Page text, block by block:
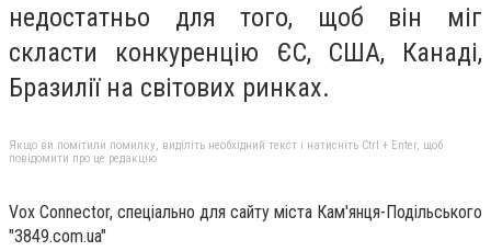
недостатньо для того, щоб він міг
скласти конкуренцію ЄС, США, Канаді,
Бразилії на світових ринках.
Якщо ви помітили помилку, виділіть необхідний текст і натисніть Ctrl + Enter, щоб
повідомити про це редакцію
Vox Connector, спеціально для сайту міста Кам'янця-Подільського
"3849.com.ua"